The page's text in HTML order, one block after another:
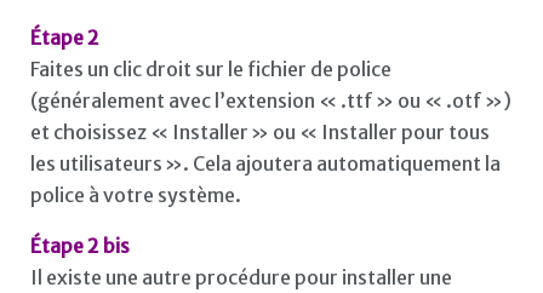
Étape 2
Faites un clic droit sur le fichier de police
(généralement avec l’extension « .ttf » ou « .otf »)
et choisissez « Installer » ou « Installer pour tous
les utilisateurs ». Cela ajoutera automatiquement la
police à votre système.
Étape 2 bis
Il existe une autre procédure pour installer une